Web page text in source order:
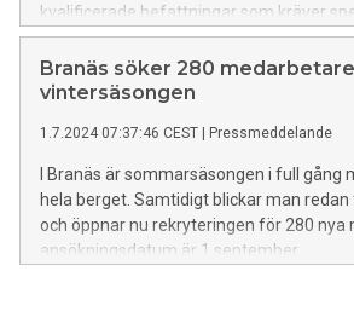
kvalificerade befattningar som kräver
okvalificerade roller som liftvärdar,
skiduthyrare.
Branäs söker 280
vintersäsongen
1.7.2024 07:37:46 CEST | Pressmeddelande
I Branäs är sommarsäsongen i full gång
hela berget. Samtidigt blickar man
och öppnar nu rekryteringen för 280 nya
ansökningsdatum är 1 september.